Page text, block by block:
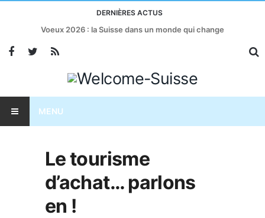
DERNIÈRES ACTUS
Voeux 2026 : la Suisse dans un monde qui change
MENU
Le tourisme
d’achat… parlons
en !